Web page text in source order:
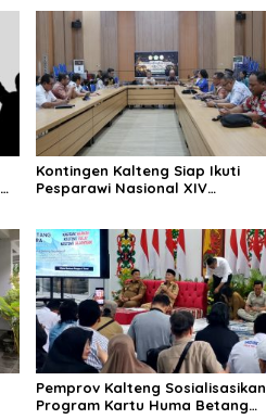
Kontingen Kalteng Siap Ikuti
Pesparawi Nasional XIV
Pemprov Kalteng Sosialisasikan
Program Kartu Huma Betang